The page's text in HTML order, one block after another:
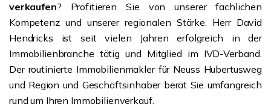
verkaufen? Profitieren Sie von unserer fachlichen
Kompetenz und unserer regionalen Stärke. Herr David
Hendricks ist seit vielen Jahren erfolgreich in der
Immobilienbranche tätig und Mitglied im IVD-Verband.
Der routinierte Immobilienmakler für Neuss Hubertusweg
und Region und Geschäftsinhaber berät Sie umfangreich
rund um Ihren Immobilienverkauf.